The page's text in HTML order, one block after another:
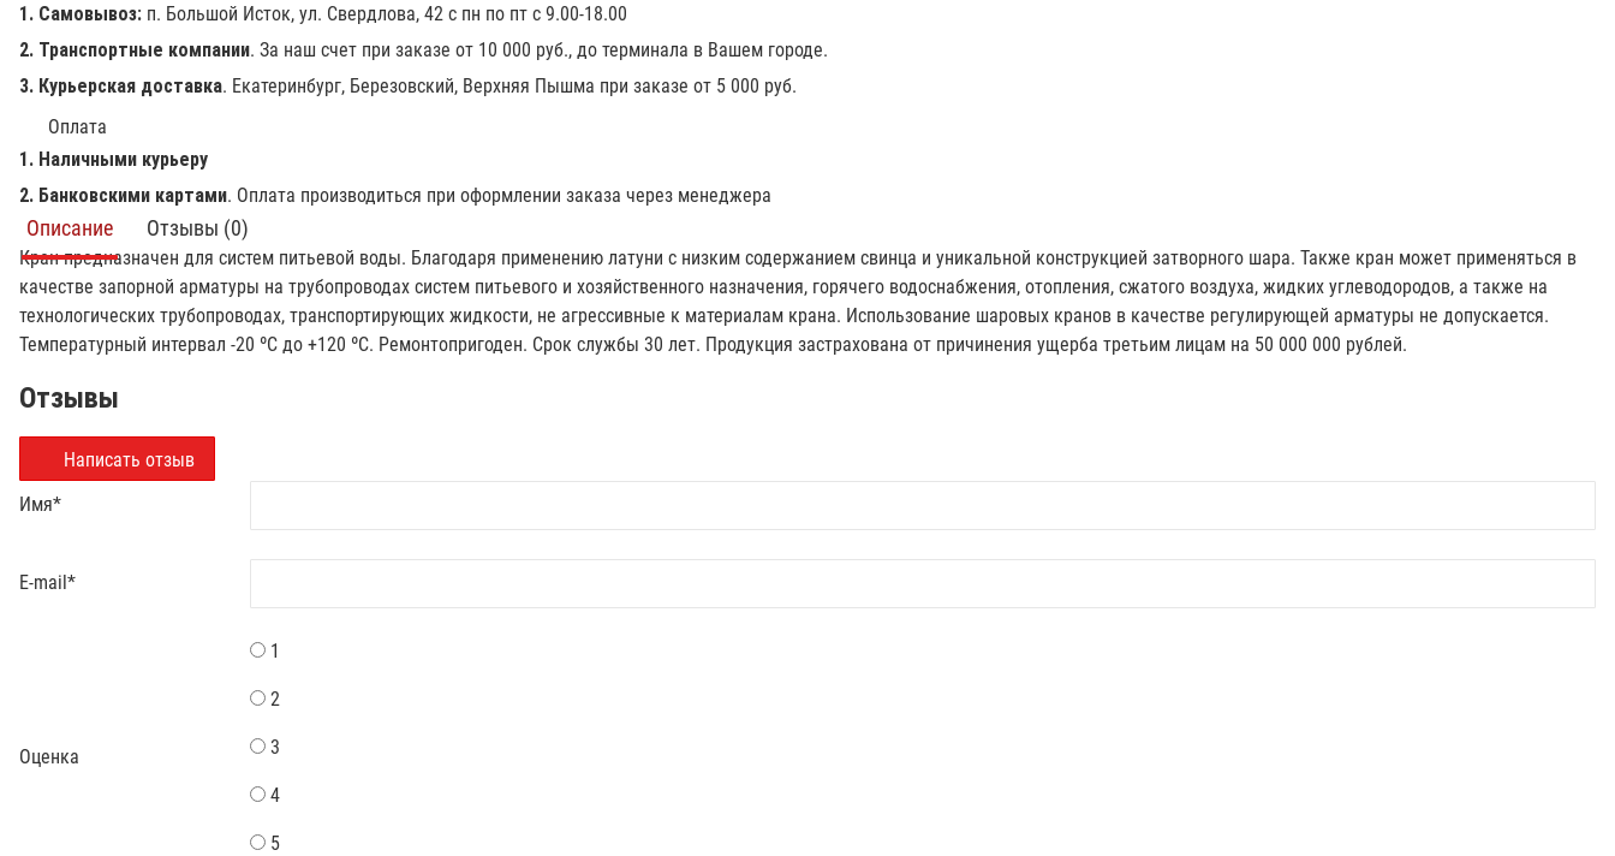
1. Самовывоз: п. Большой Исток, ул. Свердлова, 42 с пн по пт с 9.00-18.00
2. Транспортные компании. За наш счет при заказе от 10 000 руб., до терминала в Вашем городе.
3. Курьерская доставка. Екатеринбург, Березовский, Верхняя Пышма при заказе от 5 000 руб.
Оплата
1. Наличными курьеру
2. Банковскими картами. Оплата производиться при оформлении заказа через менеджера
Описание Отзывы (0)
Кран предназначен для систем питьевой воды. Благодаря применению латуни с низким содержанием свинца и уникальной конструкцией затворного шара. Также кран может применяться в
качестве запорной арматуры на трубопроводах систем питьевого и хозяйственного назначения, горячего водоснабжения, отопления, сжатого воздуха, жидких углеводородов, а также на
технологических трубопроводах, транспортирующих жидкости, не агрессивные к материалам крана. Использование шаровых кранов в качестве регулирующей арматуры не допускается.
Температурный интервал -20 ºС до +120 ºС. Ремонтопригоден. Срок службы 30 лет. Продукция застрахована от причинения ущерба третьим лицам на 50 000 000 рублей.
Отзывы
Написать отзыв
Имя*
E-mail *
Оценка
1
2
3
4
5